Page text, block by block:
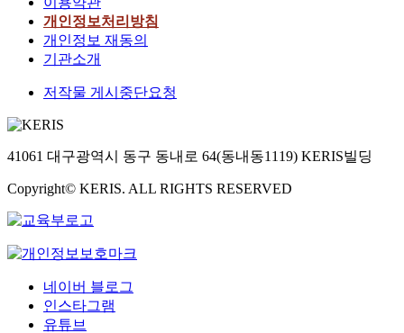
개인정보처리방침
개인정보 재동의
기관소개
저작물 게시중단요청
41061 대구광역시 동구 동내로 64(동내동1119) KERIS빌딩
Copyright© KERIS. ALL RIGHTS RESERVED
네이버 블로그
인스타그램
유튜브